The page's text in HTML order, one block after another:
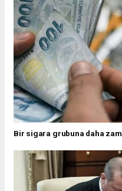
Bir sigara grubuna daha zam